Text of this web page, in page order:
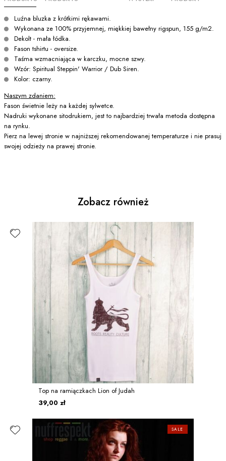
Luźna bluzka z krótkimi rękawami.
Wykonana ze 100% przyjemnej, miękkiej bawełny rigspun, 155 g/m2.
Dekolt - mała łódka.
Fason tshirtu - oversize.
Taśma wzmacniająca w karczku, mocne szwy.
Wzór: Spiritual Steppin' Warrior / Dub Siren.
Kolor: czarny.
Naszym zdaniem:
Fason świetnie leży na każdej sylwetce.
Nadruki wykonane sitodrukiem, jest to najbardziej trwała metoda dostępna
na rynku.
Pierz na lewej stronie w najniższej rekomendowanej temperaturze i nie prasuj
swojej odzieży na prawej stronie.
Zobacz również
Top na ramiączkach Lion of Judah
39,00 zł
SALE